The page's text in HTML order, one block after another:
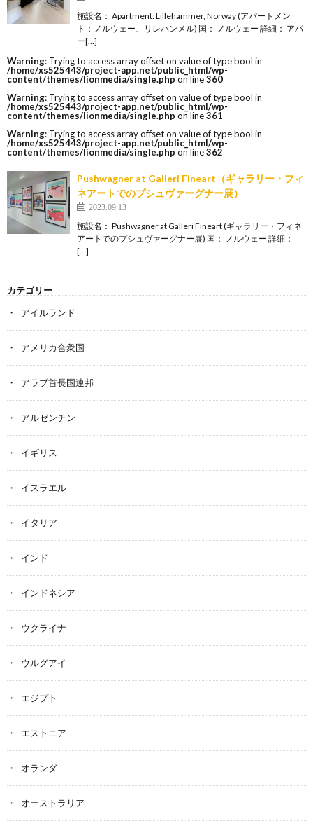
施設名： Apartment: Lillehammer, Norway (アパートメン
ト：ノルウェー、リレハンメル) 国： ノルウェー 詳細： アパ
ー[…]
Warning: Trying to access array offset on value of type bool in
/home/xs525443/project-app.net/public_html/wp-
content/themes/lionmedia/single.php on line360
Warning: Trying to access array offset on value of type bool in
/home/xs525443/project-app.net/public_html/wp-
content/themes/lionmedia/single.php on line361
Warning: Trying to access array offset on value of type bool in
/home/xs525443/project-app.net/public_html/wp-
content/themes/lionmedia/single.php on line362
Pushwagner at Galleri Fineart（ギャラリー・フィ
ネアートでのプシュヴァーグナー展）
2023.09.13
施設名： Pushwagner at Galleri Fineart (ギャラリー・フィネ
アートでのプシュヴァーグナー展) 国： ノルウェー 詳細：
[…]
カテゴリー
アイルランド
アメリカ合衆国
アラブ首長国連邦
アルゼンチン
イギリス
イスラエル
イタリア
インド
インドネシア
ウクライナ
ウルグアイ
エジプト
エストニア
オランダ
オーストラリア